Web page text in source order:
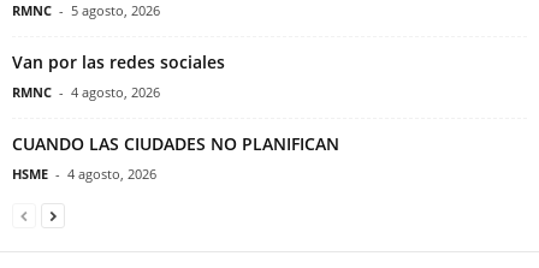
RMNC - 5 agosto, 2026
Van por las redes sociales
RMNC - 4 agosto, 2026
CUANDO LAS CIUDADES NO PLANIFICAN
HSME - 4 agosto, 2026